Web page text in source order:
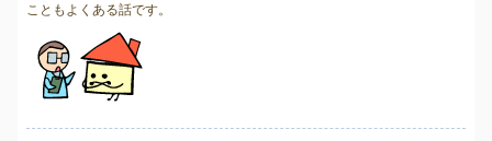
こともよくある話です。